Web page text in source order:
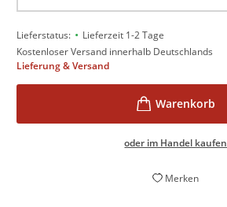
Lieferstatus: • Lieferzeit 1-2 Tage
Kostenloser Versand innerhalb Deutschlands
Lieferung & Versand
oder im Handel kaufen
Merken